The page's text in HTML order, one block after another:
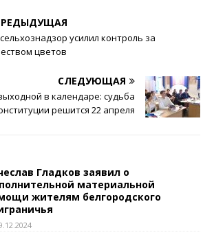
усилил контроль за
цветов
СЛЕДУЮЩАЯ
в календаре: судьба
решится 22 апреля
Гладков заявил о
материальной
жителям белгородского